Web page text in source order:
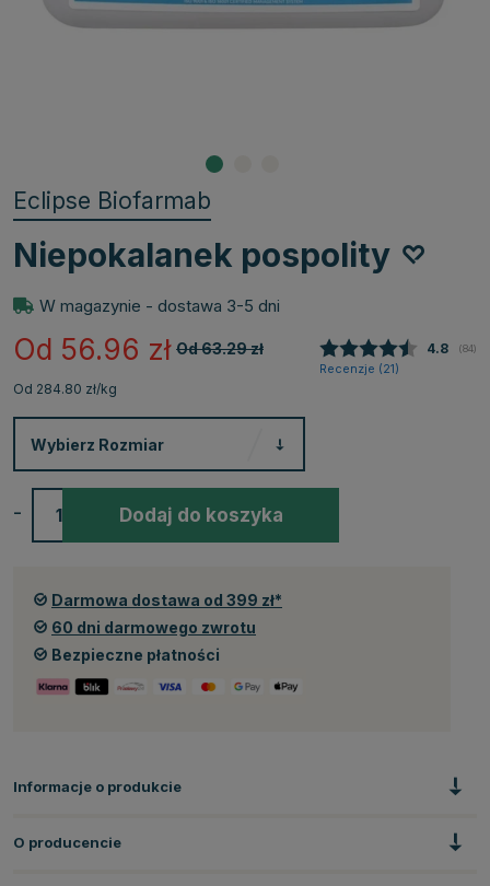
Eclipse Biofarmab
Niepokalanek pospolity
W magazynie - dostawa 3-5 dni
Od 63.29zł
Od 56.96 zł Średnia
4.8 (84)
Recenzje (21)
Od 284.80 zł/kg
Wybierz Rozmiar
- Dodaj do koszyka
Darmowa dostawa od 399 zł*
60 dni darmowego zwrotu
Bezpieczne płatności
Informacje o produkcie
O producencie